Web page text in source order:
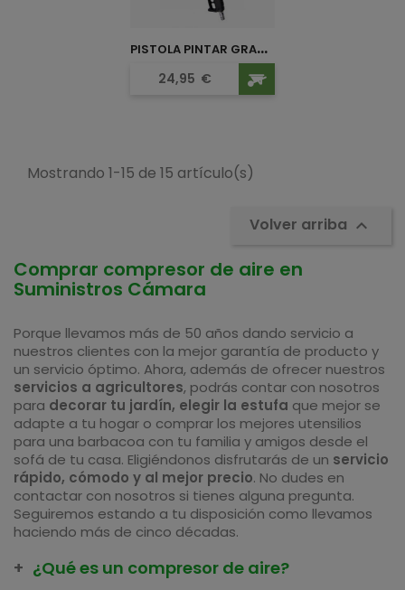
P
ISTOLA PINTAR GRAVEDAD CEVIK
Precio
24,95 €
Mostrando 1-15 de 15 artículo(s)
Volver arriba 
Comprar compresor de aire en
Suministros Cámara
Porque llevamos más de 50 años dando servicio a
nuestros clientes con la mejor garantía de producto y
un servicio óptimo. Ahora, además de ofrecer nuestros
servicios a agricultores, podrás contar con nosotros
para decorar tu jardín, elegir la estufa que mejor se
adapte a tu hogar o comprar los mejores utensilios
para una barbacoa con tu familia y amigos desde el
sofá de tu casa. Eligiéndonos disfrutarás de un servicio
rápido, cómodo y al mejor precio. No dudes en
contactar con nosotros si tienes alguna pregunta.
Seguiremos estando a tu disposición como llevamos
haciendo más de cinco décadas.
¿Qué es un compresor de aire?